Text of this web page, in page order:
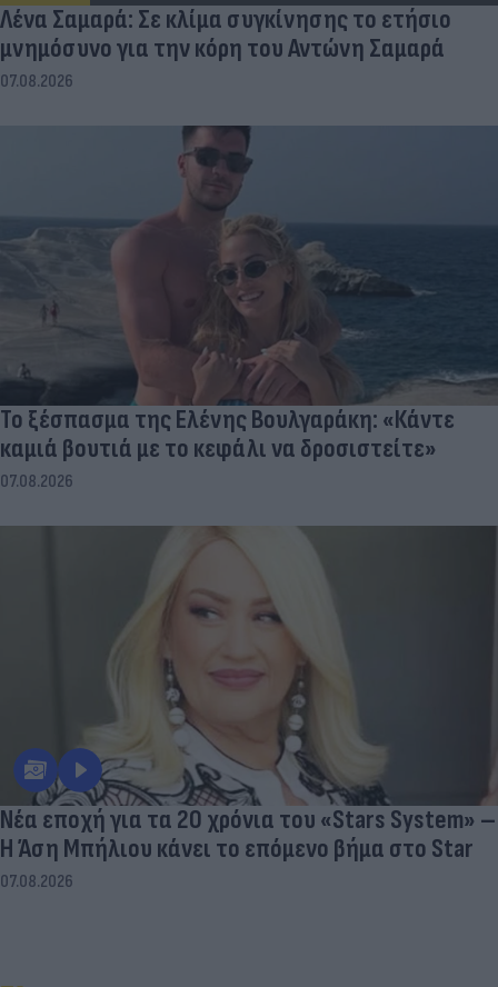
Λένα Σαμαρά: Σε κλίμα συγκίνησης το ετήσιο
μνημόσυνο για την κόρη του Αντώνη Σαμαρά
07.08.2026
Το ξέσπασμα της Ελένης Βουλγαράκη: «Κάντε
καμιά βουτιά με το κεφάλι να δροσιστείτε»
07.08.2026
Νέα εποχή για τα 20 χρόνια του «Stars System» –
Η Άση Μπήλιου κάνει το επόμενο βήμα στο Star
07.08.2026